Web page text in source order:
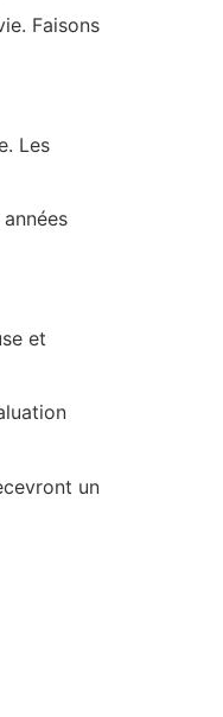
Faisons
Les
et
un